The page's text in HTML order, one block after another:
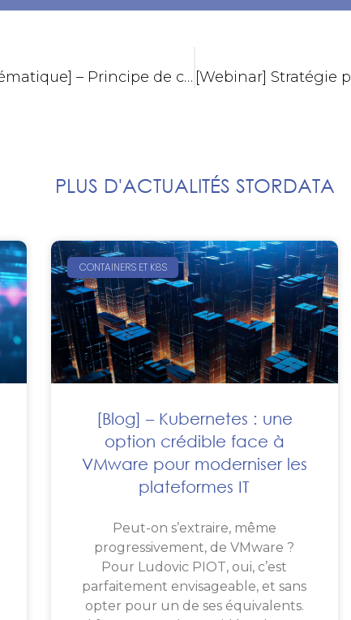
[Cahier Thématique] – Principe de cyber résilience : comprendre sa portée, réussir sa mise en œuvre
PLUS D'ACTUALITÉS STORDATA
CONTAINERS ET K8S
[Blog] – Kubernetes : une
option crédible face à
VMware pour moderniser les
plateformes IT
Peut-on s’extraire, même
progressivement, de VMware ?
Pour Ludovic PIOT, oui, c’est
parfaitement envisageable, et sans
opter pour un de ses équivalents.